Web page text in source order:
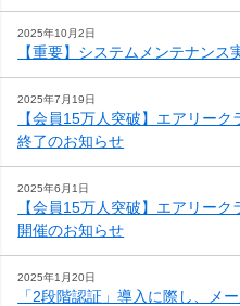
ブ
の
ご
内
の
想
い
声
質
問
合
わ
せ
2025年10月2日
【重要】システムメンテナンス
2025年7月19日
【会員15万人突破】エアリー
終了のお知らせ
2025年6月1日
【会員15万人突破】エアリー
開催のお知らせ
2025年1月20日
「2段階認証」導入に際し、メ